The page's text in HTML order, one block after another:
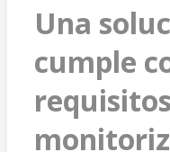
Una
cumple